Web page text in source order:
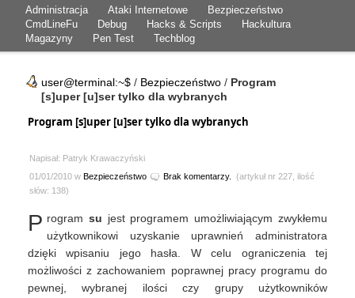
Administracja Ataki Internetowe
Bezpieczeństwo
CmdLineFu
Debug Hacks & Scripts
Hackultura
Magazyny
Pen Test Techblog
user@terminal:~$ / Bezpieczeństwo / Program
[s]uper [u]ser tylko dla wybranych
Program [s]uper [u]ser tylko dla wybranych
Napisał: Patryk Krawaczyński
01/01/2010 w Bezpieczeństwo Brak komentarzy.
(artykuł nr 227, ilość
słów: 138)
P rogram su jest programem umożliwiającym zwykłemu
użytkownikowi uzyskanie uprawnień administratora
dzięki wpisaniu jego hasła. W celu ograniczenia tej
możliwości z zachowaniem poprawnej pracy programu do
pewnej, wybranej ilości czy grupy użytkowników